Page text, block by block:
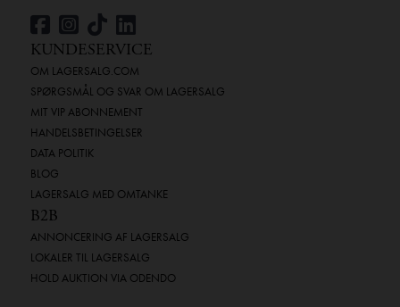
KUNDESERVICE
OM LAGERSALG.COM
SPØRGSMÅL OG SVAR OM LAGERSALG
MIT VIP ABONNEMENT
HANDELSBETINGELSER
DATA POLITIK
BLOG
LAGERSALG MED OMTANKE
B2B
ANNONCERING AF LAGERSALG
LOKALER TIL LAGERSALG
HOLD AUKTION VIA ODENDO